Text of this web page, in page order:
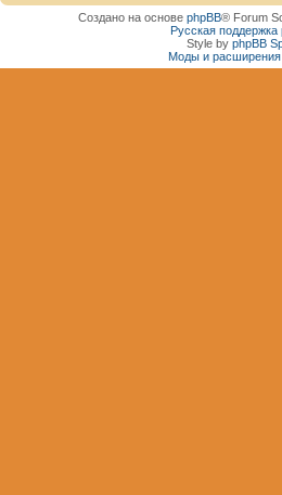
Создано на основе phpBB® Forum
Русская поддержка
Style by phpBB
Моды и расширения